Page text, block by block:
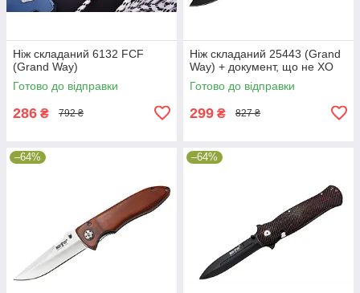
Ніж складаний 6132 FCF
(Grand Way)
Готово до відправки
286 ₴ 792 ₴
Ніж складаний 25443 (Grand
Way) + документ, що не ХО
Готово до відправки
299 ₴ 827 ₴
–64% –64%